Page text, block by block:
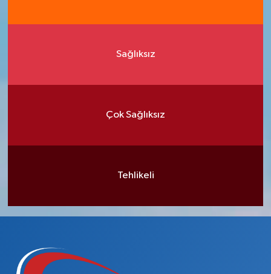
Sağlıksız
Çok Sağlıksız
Tehlikeli